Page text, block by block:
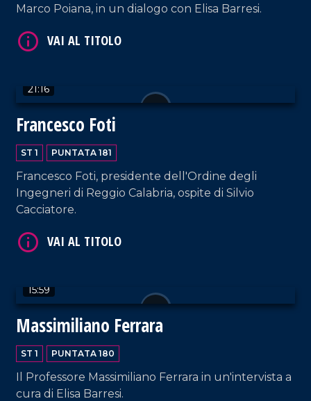
Marco Poiana, in un dialogo con Elisa Barresi.
21:16
Francesco Foti
ST 1 PUNTATA 181
Francesco Foti, presidente dell'Ordine degli
Ingegneri di Reggio Calabria, ospite di Silvio
Cacciatore.
15:59
Massimiliano Ferrara
ST 1 PUNTATA 180
Il Professore Massimiliano Ferrara in un'intervista a
cura di Elisa Barresi.
VAI AL TITOLO